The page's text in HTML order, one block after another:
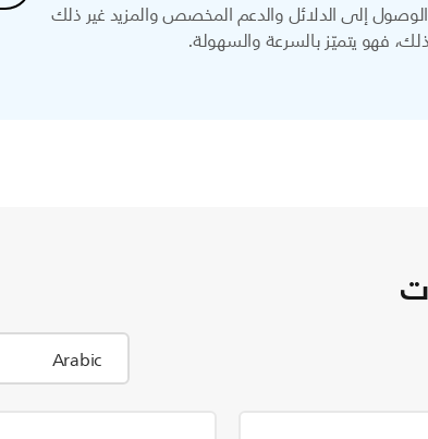
إلى الدلائل والدعم المخصص والمزيد غير ذلك
فهو يتميّز بالسرعة والسهولة.